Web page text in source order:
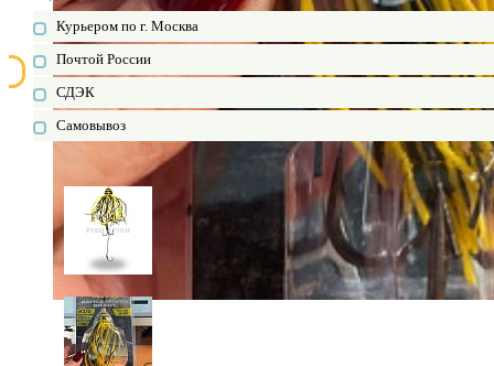
Курьером по г. Москва
Почтой России
СДЭК
Самовывоз